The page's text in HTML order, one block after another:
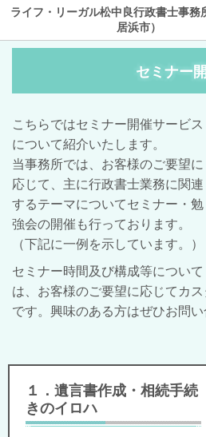
ライフ・リーガル松中良行政書士事務
居浜市）
セミナー
こちらではセミナー開催サービス
について紹介いたします。
当事務所では、お客様のご要望に
応じて、主に行政書士業務に関連
するテーマについてセミナー・勉
強会の開催も行っております。
（下記に一例を示しています。）
セミナー時間及び構成等について
は、お客様のご要望に応じてカ
です。興味のある方はぜひお問い
１．遺言書作成・相続手続
きのイロハ